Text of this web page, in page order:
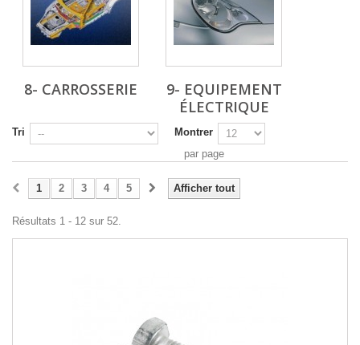
8- CARROSSERIE
9- EQUIPEMENT
ÉLECTRIQUE
Tri
Montrer
par page
Afficher tout
1 2 3 4 5
Résultats 1 - 12 sur 52.